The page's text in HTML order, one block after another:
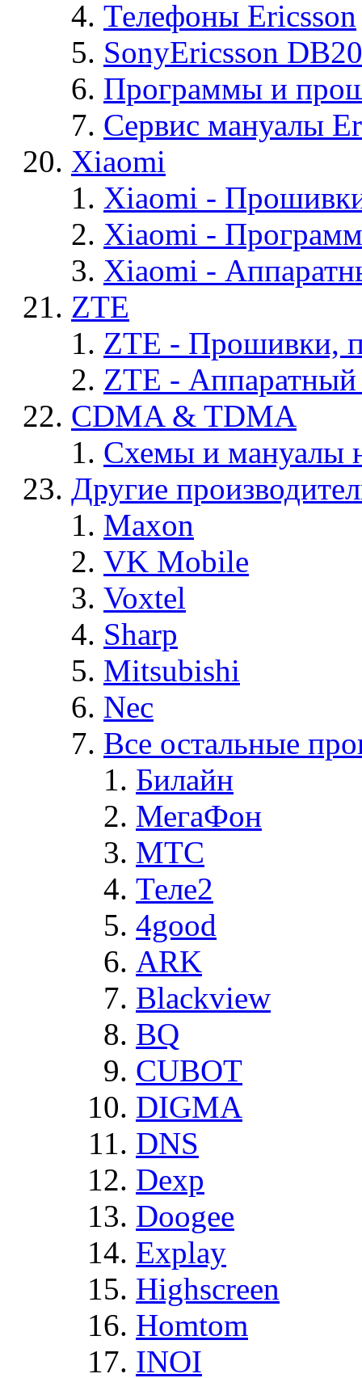
Телефоны Ericsson
SonyEricsson
Программы и
Сервис мануалы
Xiaomi
Xiaomi -
Xiaomi -
Xiaomi -
ZTE
ZTE - Прошивки,
ZTE -
CDMA & TDMA
Схемы и мануалы
Другие
Maxon
VK Mobile
Voxtel
Sharp
Mitsubishi
Nec
Все остальные
Билайн
МегаФон
MTC
Теле2
4good
ARK
Blackview
BQ
CUBOT
DIGMA
DNS
Dexp
Doogee
Explay
Highscreen
Homtom
INOI